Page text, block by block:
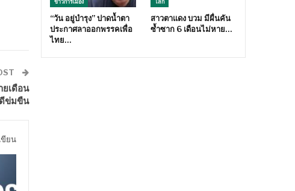
ยเดือน
ข่มขืน
ขียน
ข่าวการเมือง
“วัน อยู่บำรุง” ปาดน้ำตา
ประกาศลาออกพรรคเพื่อ
ไทย…
โลก
สาวตาแดง บวม มีผื่นคัน
ซ้ำซาก 6 เดือนไม่หาย…